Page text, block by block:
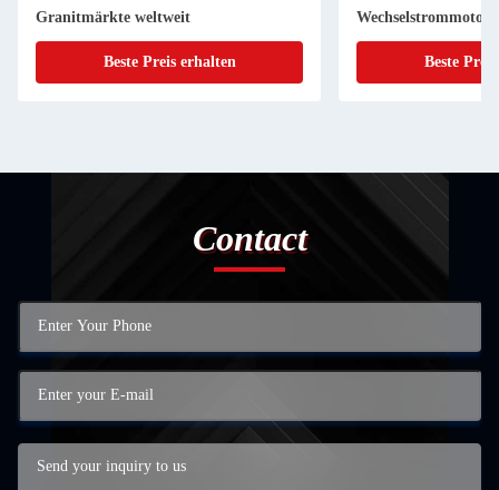
Granitmärkte weltweit
Beste Preis erhalten
Wechselstrommotor
Beste
Contact